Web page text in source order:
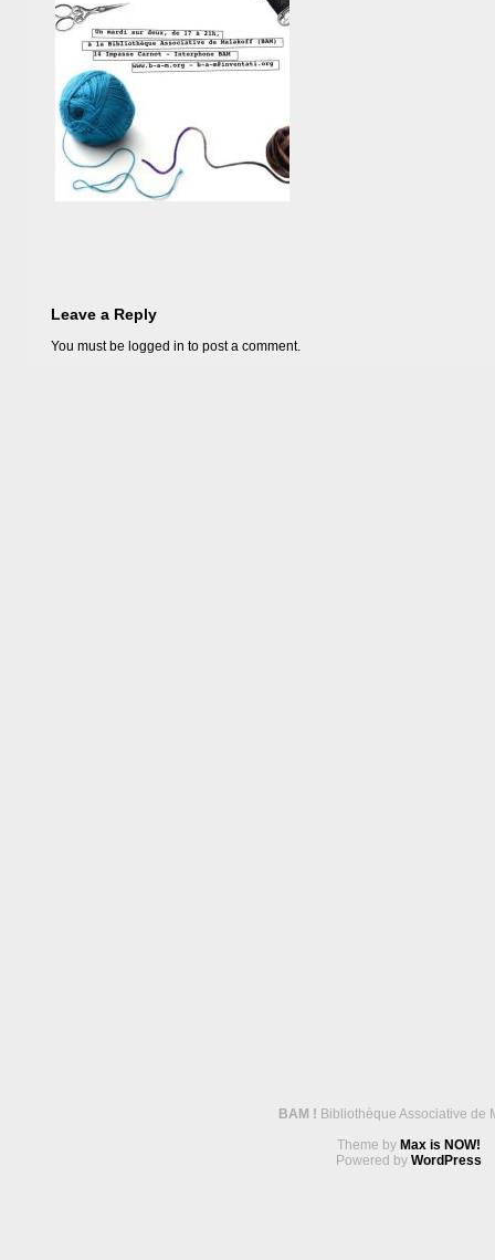
Leave a Reply
You must be logged in to post a comment.
BAM ! Bibliothèque Associative de
Theme by Max is NOW!
Powered by WordPress